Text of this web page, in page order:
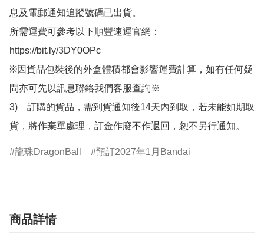
息及電郵通知追蹤號碼已出貨。
所需運費可參考以下順豐速運官網：
https://bit.ly/3DY0OPc
※因貨品包裝後的外盒體積都會影響運費計算，如有任何疑
問亦可先以訊息聯絡我們客服查詢※
3)　訂購的貨品，需到貨通知後14天內到取，若未能如期取
貨，將作棄單處理，訂金作廢不作退回，恕不另行通知。
龍珠DragonBall 預訂2027年1月Bandai
商品詳情